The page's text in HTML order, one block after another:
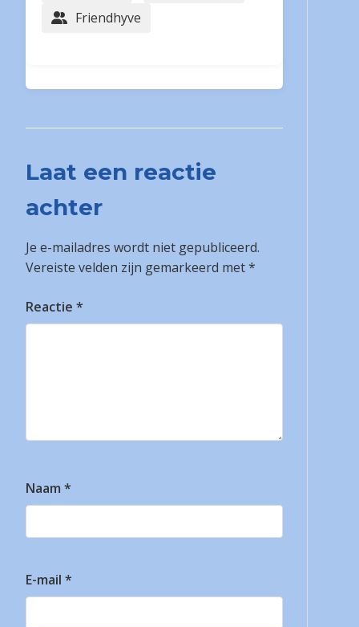
Friendhyve
Laat een reactie
achter
Je e-mailadres wordt niet gepubliceerd.
Vereiste velden zijn gemarkeerd met*
Reactie *
Naam *
E-mail *